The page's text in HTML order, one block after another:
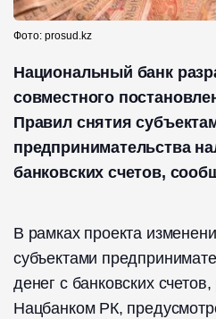
Фото: prosud.kz
Национальный банк
совместного
Правил снятия
предпринимательства
банковских счетов,
В рамках проекта
субъектами
денег с банковских
Нацбанком РК,